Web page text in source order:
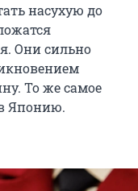
насухую до
Они сильно
То же самое
Японию.